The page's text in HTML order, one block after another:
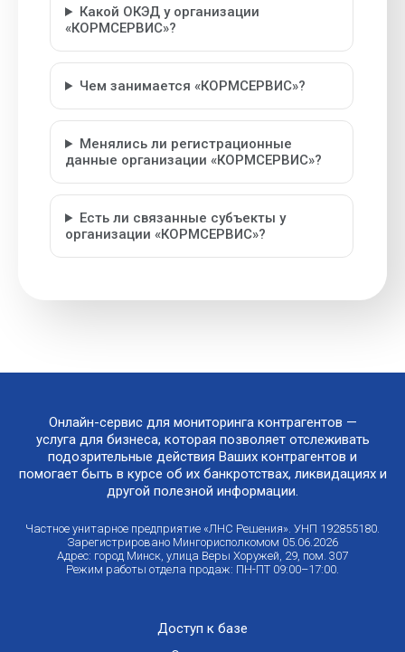
Какой ОКЭД у организации
«КОРМСЕРВИС»?
Чем занимается «КОРМСЕРВИС»?
Менялись ли регистрационные
данные организации «КОРМСЕРВИС»?
Есть ли связанные субъекты у
организации «КОРМСЕРВИС»?
Онлайн-сервис для мониторинга контрагентов —
услуга для бизнеса, которая позволяет отслеживать
подозрительные действия Ваших контрагентов и
помогает быть в курсе об их банкротствах, ликвидациях и
другой полезной информации.
Частное унитарное предприятие «ЛНС Решения». УНП 192855180.
Зарегистрировано Мингорисполкомом 05.06.2026
Адрес: город Минск, улица Веры Хоружей, 29, пом. 307
Режим работы отдела продаж: ПН-ПТ 09:00–17:00.
Доступ к базе